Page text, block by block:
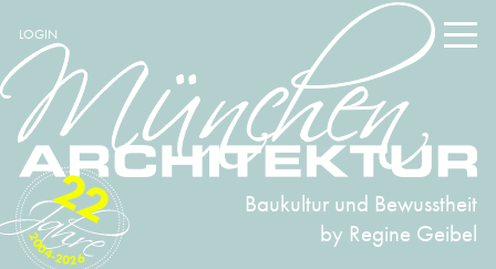
LOGIN
Baukultur und Bewusstheit
by Regine Geibel
2004-2026
22